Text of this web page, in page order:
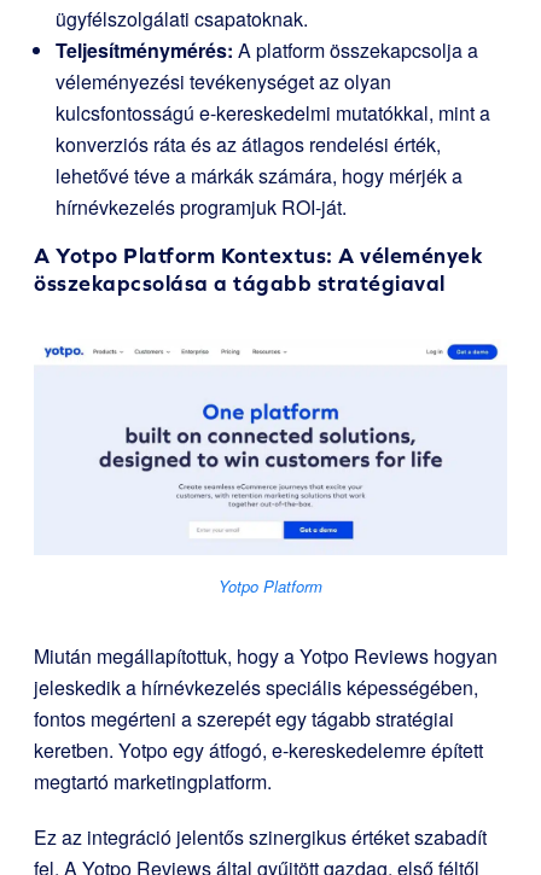
ügyfélszolgálati csapatoknak.
Teljesítménymérés: A platform összekapcsolja a
véleményezési tevékenységet az olyan
kulcsfontosságú e-kereskedelmi mutatókkal, mint a
konverziós ráta és az átlagos rendelési érték,
lehetővé téve a márkák számára, hogy mérjék a
hírnévkezelés programjuk ROI-ját.
A Yotpo Platform Kontextus: A vélemények
összekapcsolása a tágabb stratégiaval
Yotpo Platform
Miután megállapítottuk, hogy a Yotpo Reviews hogyan
jeleskedik a hírnévkezelés speciális képességében,
fontos megérteni a szerepét egy tágabb stratégiai
keretben. Yotpo egy átfogó, e-kereskedelemre épített
megtartó marketingplatform.
Ez az integráció jelentős szinergikus értéket szabadít
fel. A Yotpo Reviews által gyűjtött gazdag, első féltől